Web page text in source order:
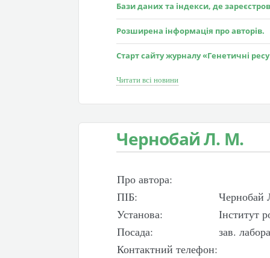
Бази даних та індекси, де
Розширена інформація про авторів.
Старт сайту журналу «Генетичні
Читати всі новини
Чернобай Л. М.
Про автора:
ПІБ:
Установа:
Інститут
Посада:
зав.
Контактний телефон: